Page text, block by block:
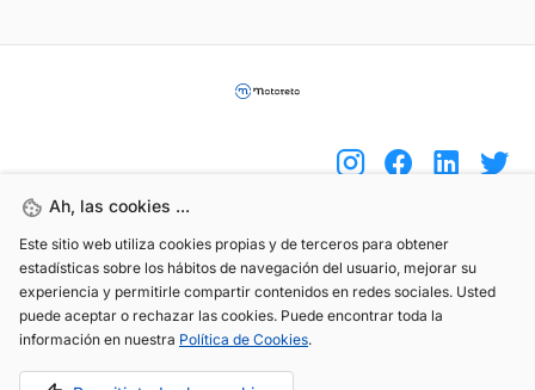
Ah, las cookies ...
Este sitio web utiliza cookies propias y de terceros para obtener
estadísticas sobre los hábitos de navegación del usuario, mejorar su
experiencia y permitirle compartir contenidos en redes sociales. Usted
puede aceptar o rechazar las cookies. Puede encontrar toda la
información en nuestra Política de Cookies.
(+34) 744 408 070
info@motoreto.com